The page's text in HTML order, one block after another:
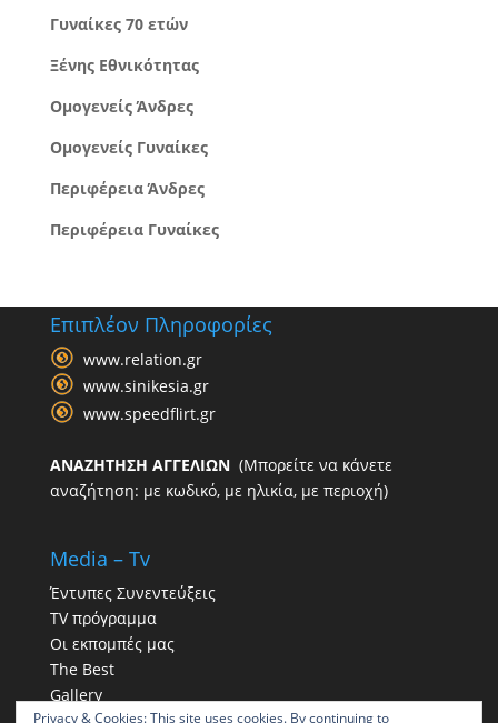
Γυναίκες 70 ετών
Ξένης Εθνικότητας
Ομογενείς Άνδρες
Ομογενείς Γυναίκες
Περιφέρεια Άνδρες
Περιφέρεια Γυναίκες
Επιπλέον Πληροφορίες
www.relation.gr
www.sinikesia.gr
www.speedflirt.gr
ΑΝΑΖΗΤΗΣΗ ΑΓΓΕΛΙΩΝ(Μπορείτε να κάνετε
αναζήτηση: με κωδικό, με ηλικία, με περιοχή)
Media – Tv
Έντυπες Συνεντεύξεις
TV πρόγραμμα
Οι εκπομπές μας
The Best
Gallery
Privacy & Cookies: This site uses cookies. By continuing to